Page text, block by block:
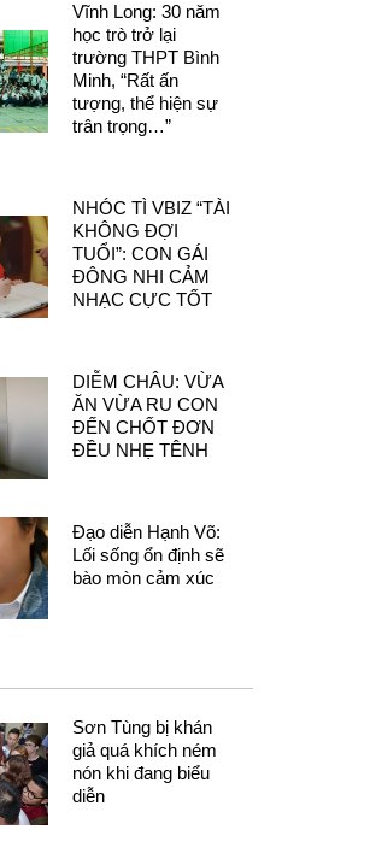
Vĩnh Long: 30 năm
học trò trở lại
trường THPT Bình
Minh, “Rất ấn
tượng, thể hiện sự
trân trọng…”
NHÓC TÌ VBIZ “TÀI
KHÔNG ĐỢI
TUỔI”: CON GÁI
ĐÔNG NHI CẢM
NHẠC CỰC TỐT
DIỄM CHÂU: VỪA
ĂN VỪA RU CON
ĐẾN CHỐT ĐƠN
ĐỀU NHẸ TÊNH
Đạo diễn Hạnh Võ:
Lối sống ổn định sẽ
bào mòn cảm xúc
Sơn Tùng bị khán
giả quá khích ném
nón khi đang biểu
diễn